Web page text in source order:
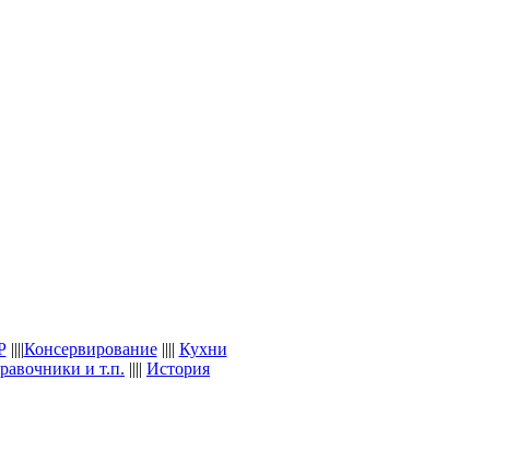
||||Консервирование|||| Кухни
и т.п. |||| История